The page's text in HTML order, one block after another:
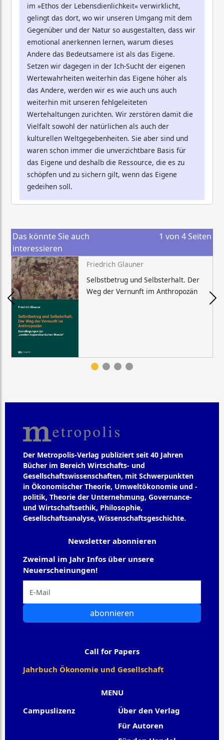
im »Ethos der Lebensdienlichkeit« verwirklicht,
gelingt das dort, wo wir unseren Umgang mit dem
Gegenüber und der Natur so ausgestalten, dass wir
emotional anerkennen lernen, warum dieses
Andere das Bedeutsamere ist als das Eigene.
Setzen wir dagegen in der Ich-Sucht der eigenen
Wertewahrheiten weiterhin das Eigene höher als
das Andere, werden wir es wie auch uns auch
weiterhin mit unseren fehlgeleiteten
Wertehaltungen zurichten. Wir zerstören damit die
Vielfalt sowohl der natürlichen als auch der
kulturellen Weltgegebenheiten. Sie aber sind und
waren schon immer die unverzichtbare Basis für
das Eigene und deshalb die Ressource, die es zu
schöpfen und zu sichern gilt, wenn das Eigene
gedeihen soll.
Das könnte Sie auch
interessieren
1 von 4 Seiten
Friedrich Glauner
Selbstbetrug und Selbsterhalt. Der
Weg der Vernunft im Anthropozän
Der Metropolis-Verlag publiziert seit 40 Jahren
Bücher im Bereich Wirtschafts- und
Gesellschaftswissenschaften, mit Schwerpunkten
in Ökonomischer Theorie, Umweltökonomie und -
politik, Theorie der Unternehmung, Governance-
und Wirtschaftsethik, Philosophie,
Gesellschaftsanalyse, Wissenschaftsgeschichte.
MENU
Campuslizenz
Über den Verlag
Für Autoren
Newsletter abonnieren
Zweimal im Jahr Infos über unsere
Neuerscheinungen!
abonnieren
Call for Papers
Jahrbuch Ökonomie und Gesellschaft